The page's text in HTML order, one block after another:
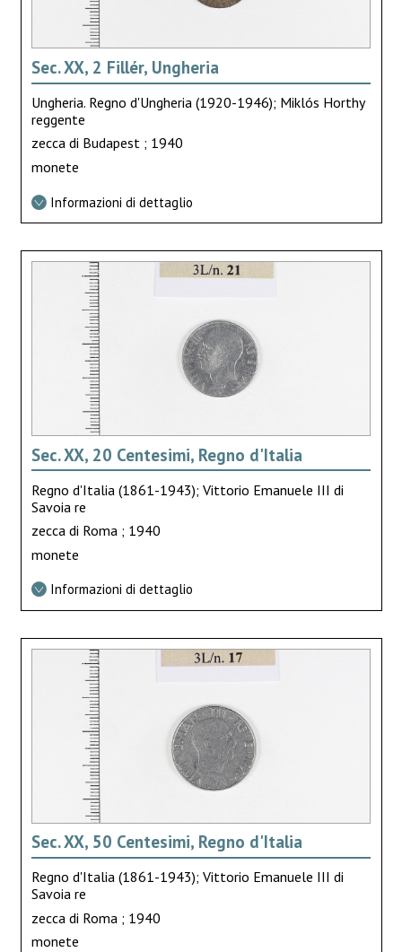
Sec. XX, 2 Fillér, Ungheria
Ungheria. Regno d'Ungheria (1920-1946); Miklós Horthy
reggente
zecca di Budapest ; 1940
monete
Informazioni di dettaglio
Sec. XX, 20 Centesimi, Regno d'Italia
Regno d'Italia (1861-1943); Vittorio Emanuele III di
Savoia re
zecca di Roma ; 1940
monete
Informazioni di dettaglio
Sec. XX, 50 Centesimi, Regno d'Italia
Regno d'Italia (1861-1943); Vittorio Emanuele III di
Savoia re
zecca di Roma ; 1940
monete